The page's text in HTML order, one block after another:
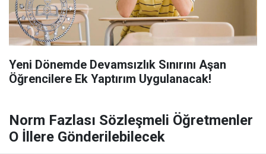
Yeni Dönemde Devamsızlık Sınırını Aşan
Öğrencilere Ek Yaptırım Uygulanacak!
Norm Fazlası Sözleşmeli Öğretmenler
O İllere Gönderilebilecek